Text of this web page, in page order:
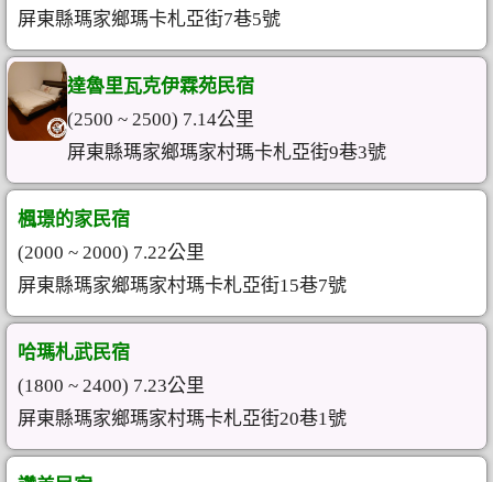
屏東縣瑪家鄉瑪卡札亞街7巷5號
達魯里瓦克伊霖苑民宿
(2500 ~ 2500) 7.14公里
屏東縣瑪家鄉瑪家村瑪卡札亞街9巷3號
楓璟的家民宿
(2000 ~ 2000) 7.22公里
屏東縣瑪家鄉瑪家村瑪卡札亞街15巷7號
哈瑪札武民宿
(1800 ~ 2400) 7.23公里
屏東縣瑪家鄉瑪家村瑪卡札亞街20巷1號